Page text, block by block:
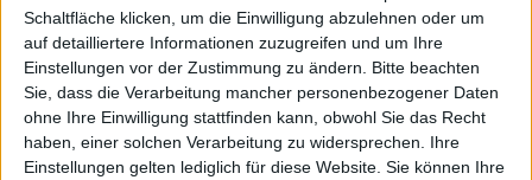
Schaltfläche klicken, um die Einwilligung abzulehnen oder um
auf detailliertere Informationen zuzugreifen und um Ihre
Einstellungen vor der Zustimmung zu ändern.
Bitte beachten
Sie, dass die Verarbeitung mancher personenbezogener Daten
ohne Ihre Einwilligung stattfinden kann, obwohl Sie das Recht
haben, einer solchen Verarbeitung zu widersprechen. Ihre
Einstellungen gelten lediglich für diese Website. Sie können Ihre